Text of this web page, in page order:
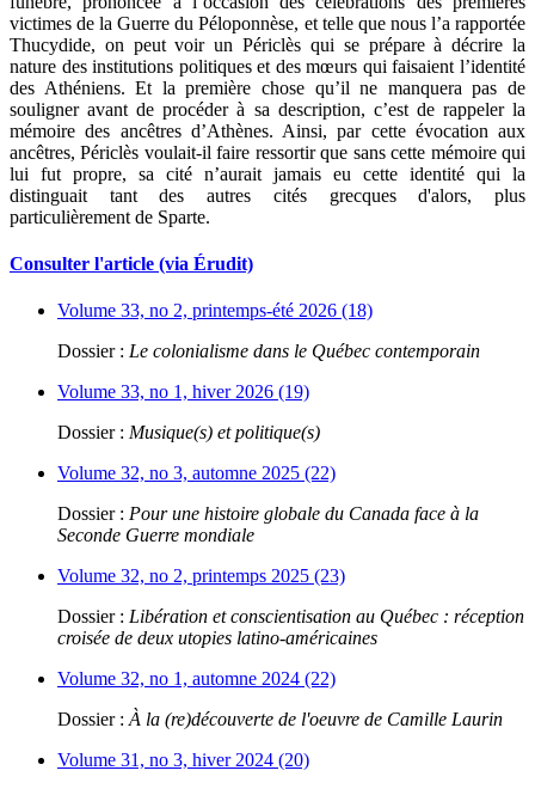
victimes de la Guerre du Péloponnèse, et telle que nous l’a rapportée
Thucydide, on peut voir un Périclès qui se prépare à décrire la
nature des institutions politiques et des mœurs qui faisaient l’identité
des Athéniens. Et la première chose qu’il ne manquera pas de
souligner avant de procéder à sa description, c’est de rappeler la
mémoire des ancêtres d’Athènes. Ainsi, par cette évocation aux
ancêtres, Périclès voulait-il faire ressortir que sans cette mémoire qui
lui fut propre, sa cité n’aurait jamais eu cette identité qui la
distinguait tant des autres cités grecques d'alors, plus
particulièrement de Sparte.
Consulter l'article (via Érudit)
Volume 33, no 2, printemps-été 2026 (18)
Dossier : Le colonialisme dans le Québec contemporain
Volume 33, no 1, hiver 2026 (19)
Dossier : Musique(s) et politique(s)
Volume 32, no 3, automne 2025 (22)
Dossier : Pour une histoire globale du Canada face à la
Seconde Guerre mondiale
Volume 32, no 2, printemps 2025 (23)
Dossier : Libération et conscientisation au Québec : réception
croisée de deux utopies latino-américaines
Volume 32, no 1, automne 2024 (22)
Dossier : À la (re)découverte de l'oeuvre de Camille Laurin
Volume 31, no 3, hiver 2024 (20)